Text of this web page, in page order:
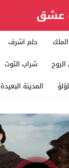
عشق
حلم اشرف
شراب التوت
المدينة البعيدة